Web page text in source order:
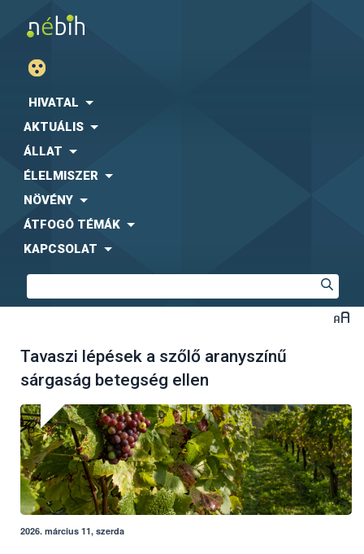
HIVATAL
AKTUÁLIS
ÁLLAT
ÉLELMISZER
NÖVÉNY
ÁTFOGÓ TÉMÁK
KAPCSOLAT
Tavaszi lépések a szőlő aranyszínű
sárgaság betegség ellen
2026. március 11, szerda